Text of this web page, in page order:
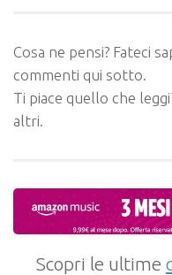
Cosa ne pensi? Fateci
commenti qui sotto.
Ti piace quello che
altri.
Scopri le ultime